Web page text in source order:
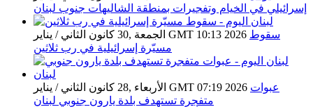
إسرائيلي في الخيام وتفجيرات بمنطقة الشاليهات جنوب لبنان
الجمعة ,30 كانون الثاني / يناير GMT 10:13 2026 سقوط
مسيّرة إسرائيلية في رب ثلاثين
الأربعاء ,28 كانون الثاني / يناير GMT 07:19 2026 عبوات
متفجرة تستهدف بلدة يارون جنوبي لبنان